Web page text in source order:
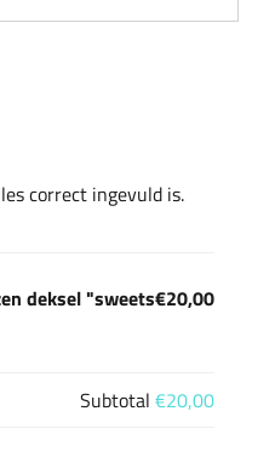
correct ingevuld is.
deksel "sweets€20,00
Subtotal €20,00